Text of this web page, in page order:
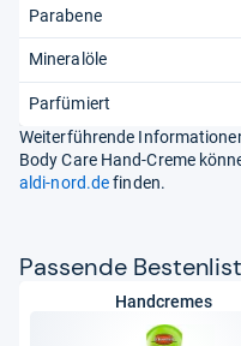
Parabene
Mineralöle
Parfümiert
Weiterführende
Body Care Hand-Creme
aldi-nord.definden.
Pas­sende
Handcremes